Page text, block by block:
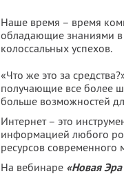
Наше время – время
обладающие знаниями в
колоссальных успехов.
«Что же это за
получающие все более
больше возможностей
Интернет – это
информацией любого
ресурсов современного
На вебинаре «Новая